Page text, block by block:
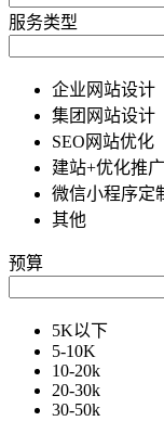
服务类型
企业网站设计
集团网站设计
SEO网站优化
建站+优化推广
微信小程序定
其他
预算
5K以下
5-10K
10-20k
20-30k
30-50k